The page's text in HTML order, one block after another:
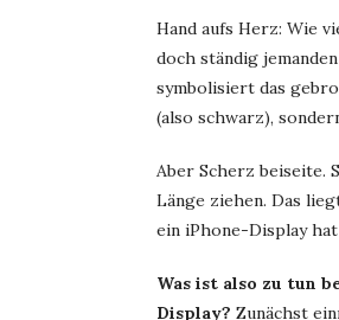
Hand aufs Herz: Wie
doch ständig
symbolisiert das
(also schwarz),
Aber Scherz beiseite.
Länge ziehen. Das
ein iPhone-Display
Was ist also zu tun
Display? Zunächst